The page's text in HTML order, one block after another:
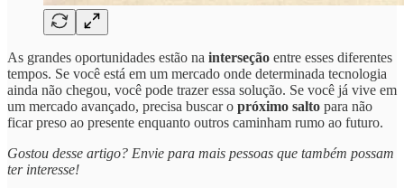
As grandes oportunidades estão na interseção entre esses diferentes
tempos. Se você está em um mercado onde determinada tecnologia
ainda não chegou, você pode trazer essa solução. Se você já vive em
um mercado avançado, precisa buscar o próximo salto para não
ficar preso ao presente enquanto outros caminham rumo ao futuro.
Gostou desse artigo? Envie para mais pessoas que também possam
ter interesse!